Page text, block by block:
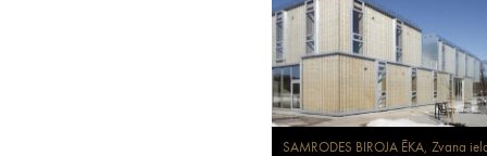
SAMRODES BIROJA ĒKA, Zvana